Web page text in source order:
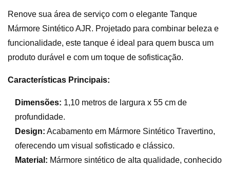
Renove sua área de serviço com o elegante Tanque
Mármore Sintético AJR. Projetado para combinar beleza e
funcionalidade, este tanque é ideal para quem busca um
produto durável e com um toque de sofisticação.
Características Principais:
Dimensões: 1,10 metros de largura x 55 cm de
profundidade.
Design: Acabamento em Mármore Sintético Travertino,
oferecendo um visual sofisticado e clássico.
Material: Mármore sintético de alta qualidade, conhecido